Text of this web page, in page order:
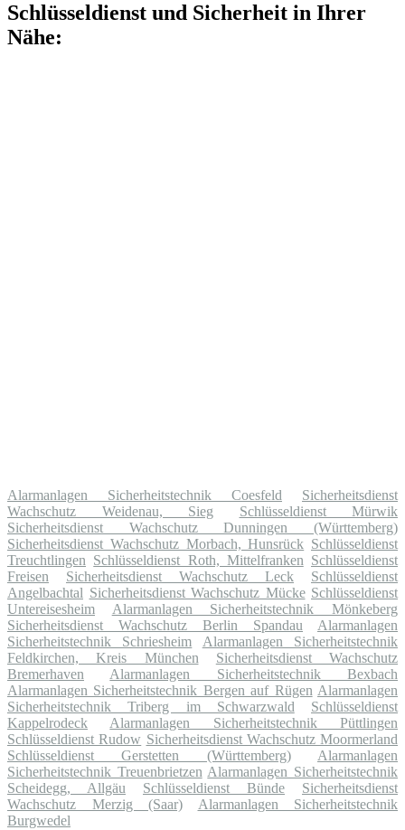
Schlüsseldienst und Sicherheit in Ihrer
Nähe:
Alarmanlagen Sicherheitstechnik Coesfeld
Sicherheitsdienst
Wachschutz Weidenau, Sieg
Schlüsseldienst Mürwik
Sicherheitsdienst Wachschutz Dunningen (Württemberg)
Sicherheitsdienst Wachschutz Morbach, Hunsrück Schlüsseldienst
Treuchtlingen Schlüsseldienst Roth, Mittelfranken Schlüsseldienst
Freisen
Sicherheitsdienst Wachschutz Leck
Schlüsseldienst
Angelbachtal Sicherheitsdienst Wachschutz Mücke Schlüsseldienst
Untereisesheim
Alarmanlagen Sicherheitstechnik Mönkeberg
Sicherheitsdienst Wachschutz Berlin Spandau
Alarmanlagen
Sicherheitstechnik Schriesheim
Alarmanlagen Sicherheitstechnik
Feldkirchen, Kreis München
Sicherheitsdienst Wachschutz
Bremerhaven
Alarmanlagen Sicherheitstechnik Bexbach
Alarmanlagen Sicherheitstechnik Bergen auf Rügen Alarmanlagen
Sicherheitstechnik Triberg im Schwarzwald
Schlüsseldienst
Kappelrodeck
Alarmanlagen Sicherheitstechnik Püttlingen
Schlüsseldienst Rudow Sicherheitsdienst Wachschutz Moormerland
Schlüsseldienst Gerstetten (Württemberg)
Alarmanlagen
Sicherheitstechnik Treuenbrietzen Alarmanlagen Sicherheitstechnik
Scheidegg, Allgäu
Schlüsseldienst Bünde
Sicherheitsdienst
Wachschutz Merzig (Saar)
Alarmanlagen Sicherheitstechnik
Burgwedel